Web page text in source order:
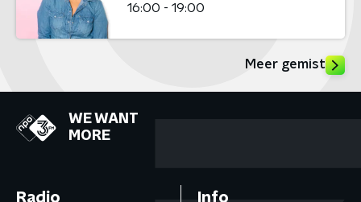
16:00 - 19:00
Meer gemist
WE WANT
MORE
Radio Info